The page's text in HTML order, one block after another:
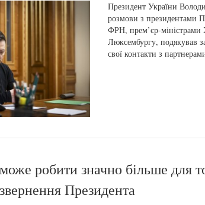
Президент України
розмови з президентами
ФРН, прем’єр-міністрами
Люксембургу, подякував
свої контакти з
робити значно більше для
Президента